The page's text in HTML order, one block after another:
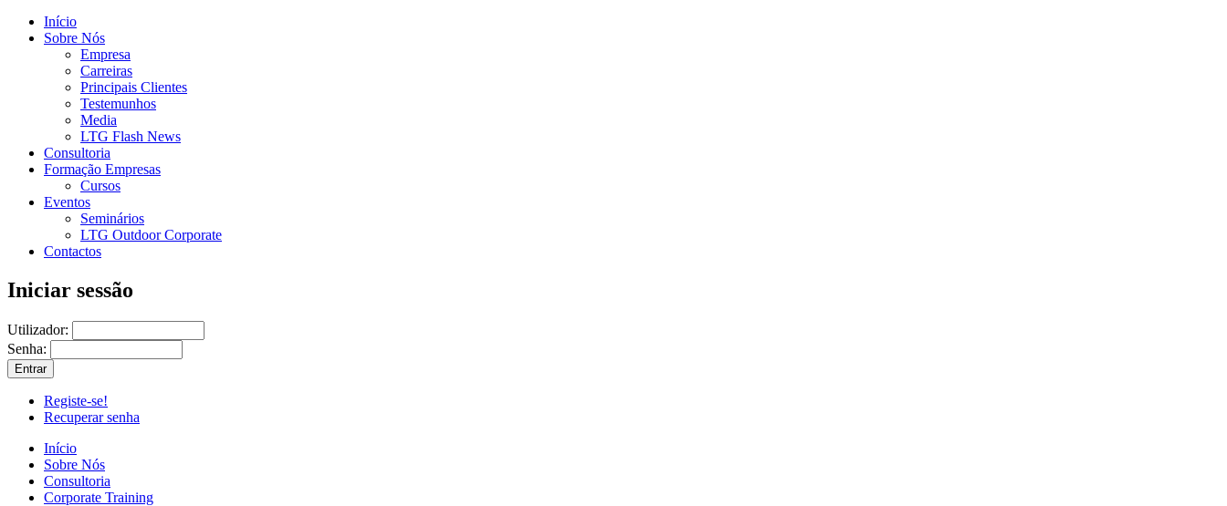
Início
Sobre Nós
Empresa
Carreiras
Principais Clientes
Testemunhos
Media
LTG Flash News
Consultoria
Formação Empresas
Cursos
Eventos
Seminários
LTG Outdoor Corporate
Contactos
Iniciar sessão
Utilizador:
Senha:
Registe-se!
Recuperar senha
Início
Sobre Nós
Consultoria
Corporate Training